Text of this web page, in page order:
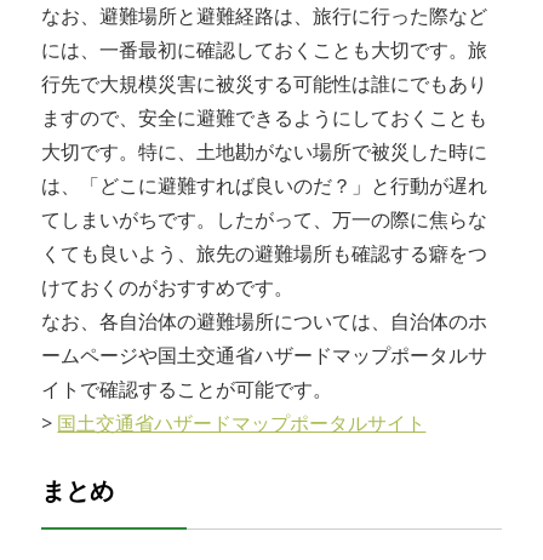
なお、避難場所と避難経路は、旅行に行った際など
には、一番最初に確認しておくことも大切です。旅
行先で大規模災害に被災する可能性は誰にでもあり
ますので、安全に避難できるようにしておくことも
大切です。特に、土地勘がない場所で被災した時に
は、「どこに避難すれば良いのだ？」と行動が遅れ
てしまいがちです。したがって、万一の際に焦らな
くても良いよう、旅先の避難場所も確認する癖をつ
けておくのがおすすめです。
なお、各自治体の避難場所については、自治体のホ
ームページや国土交通省ハザードマップポータルサ
イトで確認することが可能です。
> 国土交通省ハザードマップポータルサイト
まとめ